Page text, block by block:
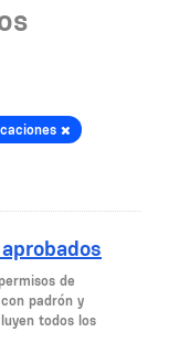
de
padrón y
todos los